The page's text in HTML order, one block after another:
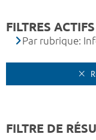
FILTRES ACTIFS
Par rubrique:
FILTRE DE